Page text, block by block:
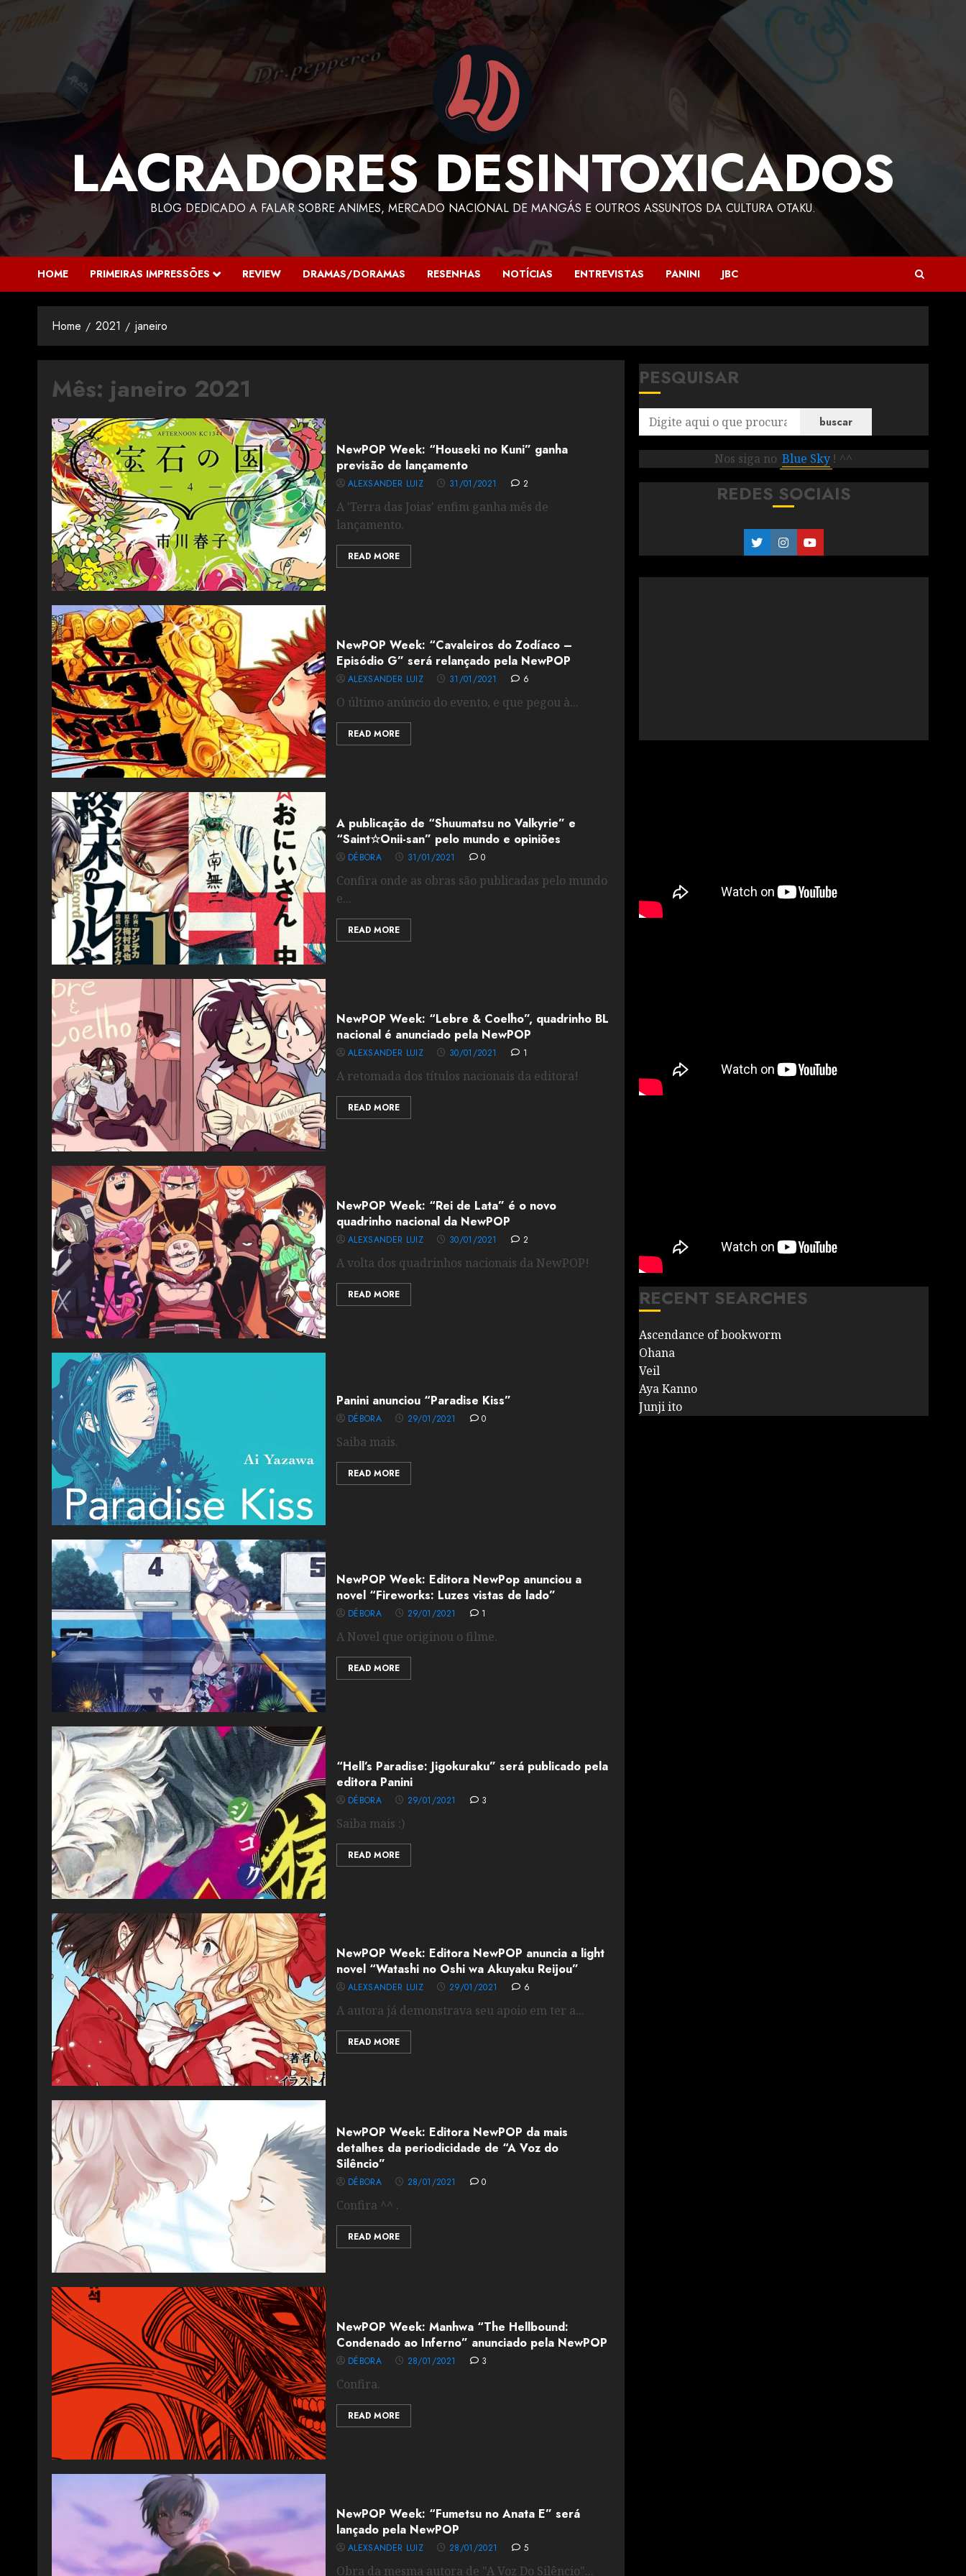
LACRADORES DESINTOXICADOS
BLOG DEDICADO A FALAR SOBRE ANIMES, MERCADO NACIONAL DE MANGÁS E OUTROS ASSUNTOS DA CULTURA OTAKU.
HOME PRIMEIRAS IMPRESSÕES REVIEW DRAMAS/DORAMAS RESENHAS NOTÍCIAS ENTREVISTAS PANINI JBC
Home 2021 janeiro
Mês: janeiro 2021
NewPOP Week: “Houseki no Kuni” ganha
previsão de lançamento
ALEXSANDER LUIZ 31/01/2021 2
A 'Terra das Joias' enfim ganha mês de
lançamento.
READ MORE
NewPOP Week: “Cavaleiros do Zodíaco –
Episódio G” será relançado pela NewPOP
ALEXSANDER LUIZ 31/01/2021 6
O último anúncio do evento, e que pegou à...
READ MORE
A publicação de “Shuumatsu no Valkyrie” e
“Saint☆Onii-san” pelo mundo e opiniões
DÉBORA 31/01/2021 0
Confira onde as obras são publicadas pelo mundo
e...
READ MORE
NewPOP Week: “Lebre & Coelho”, quadrinho BL
nacional é anunciado pela NewPOP
ALEXSANDER LUIZ 30/01/2021 1
A retomada dos títulos nacionais da editora!
READ MORE
NewPOP Week: “Rei de Lata” é o novo
quadrinho nacional da NewPOP
ALEXSANDER LUIZ 30/01/2021 2
A volta dos quadrinhos nacionais da NewPOP!
READ MORE
Panini anunciou “Paradise Kiss”
DÉBORA 29/01/2021 0
Saiba mais.
READ MORE
NewPOP Week: Editora NewPop anunciou a
novel “Fireworks: Luzes vistas de lado”
DÉBORA 29/01/2021 1
A Novel que originou o filme.
READ MORE
“Hell’s Paradise: Jigokuraku” será publicado pela
editora Panini
DÉBORA 29/01/2021 3
Saiba mais :)
READ MORE
NewPOP Week: Editora NewPOP anuncia a light
novel “Watashi no Oshi wa Akuyaku Reijou”
ALEXSANDER LUIZ 29/01/2021 6
A autora já demonstrava seu apoio em ter a...
READ MORE
NewPOP Week: Editora NewPOP da mais
detalhes da periodicidade de “A Voz do
Silêncio”
DÉBORA 28/01/2021 0
Confira ^^ .
READ MORE
NewPOP Week: Manhwa “The Hellbound:
Condenado ao Inferno” anunciado pela NewPOP
DÉBORA 28/01/2021 3
Confira.
READ MORE
NewPOP Week: “Fumetsu no Anata E” será
lançado pela NewPOP
ALEXSANDER LUIZ 28/01/2021 5
Obra da mesma autora de "A Voz Do Silêncio"...
PESQUISAR
buscar
Nos siga no Blue Sky ! ^^
REDES SOCIAIS
RECENT SEARCHES
Ascendance of bookworm
Ohana
Veil
Aya Kanno
Junji ito